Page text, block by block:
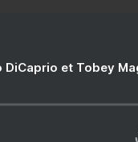
DiCaprio et Tobey